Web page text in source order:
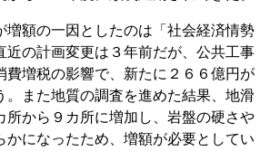
額の一因としたのは「社会経済情勢
近の計画変更は３年前だが、公共工事
費増税の影響で、新たに２６６億円が
。また地質の調査を進めた結果、地滑
所から９カ所に増加し、岩盤の硬さや
かになったため、増額が必要としてい